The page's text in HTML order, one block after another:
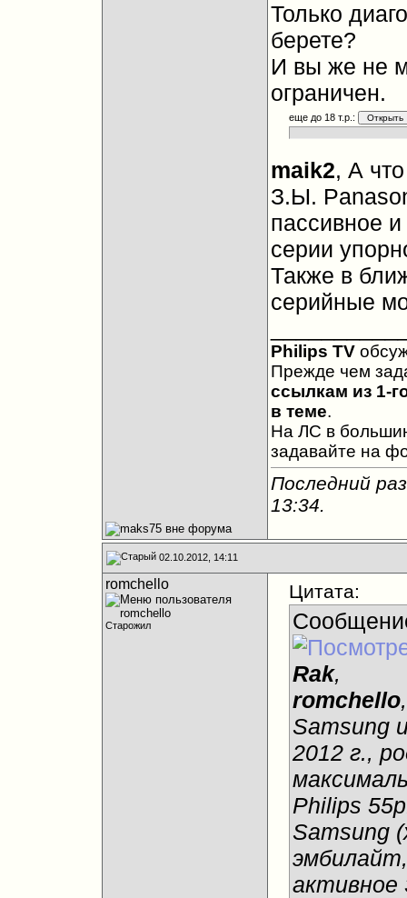
Только
берете?
И вы же не
ограничен.
еще до 18 т.р.:
maik2, А
З.Ы.
пассивное
серии
Также в
серийные
Philips TV
Прежде чем
ссылкам из 1-
в теме.
На ЛС в
задавайте на
Последний
13:34.
02.10.2012, 14:11
romchello
Старожил
Цитата:
Rak,
romchello,
Samsung
2012 г.,
Philips
Samsung
активное